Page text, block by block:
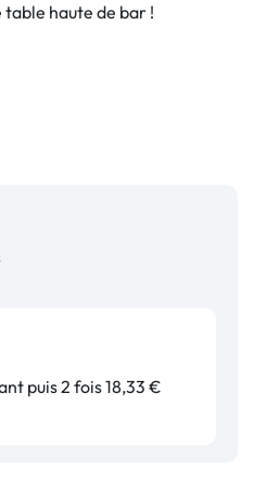
haute de bar !
puis 2 fois 18,33 €